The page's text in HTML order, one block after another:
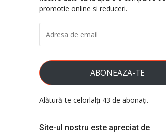
promotie online si reduceri.
DE
EMAIL
ABONEAZA-TE
Alătură-te celorlalți 43 de abonați.
Site-ul nostru este apreciat de